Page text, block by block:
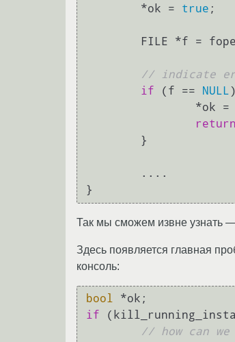
        *ok =
true ;
FILE *f =
// indicate
if (f == NULL
                *ok =
return
Так мы сможем извне узнать
Здесь появляется главная
консоль:
bool
if
// how can